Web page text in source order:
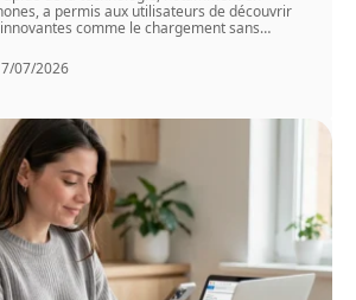
a permis aux utilisateurs de découvrir
comme le chargement sans…
07/2026